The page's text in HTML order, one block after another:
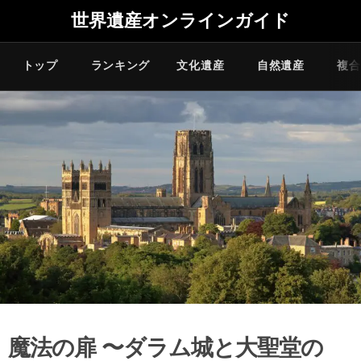
世界遺産オンラインガイド
トップ ランキング 文化遺産 自然遺産 複
魔法の扉 〜ダラム城と大聖堂の